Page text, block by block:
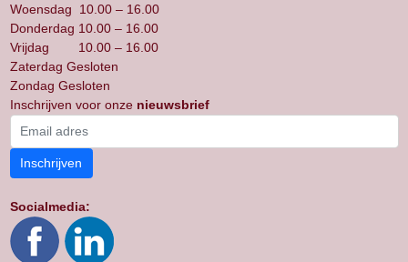
Woensdag 10.00 – 16.00
Donderdag 10.00 – 16.00
Vrijdag 10.00 – 16.00
Zaterdag Gesloten
Zondag Gesloten
Inschrijven voor onze nieuwsbrief
Inschrijven
Socialmedia: